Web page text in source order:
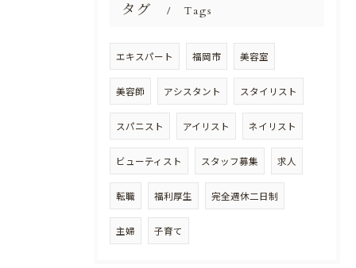
タグ Tags
エキスパート 福岡市 美容室
美容師 アシスタント スタイリスト
スパニスト アイリスト ネイリスト
ビューティスト スタッフ募集 求人
転職 福利厚生 完全週休二日制
主婦 子育て